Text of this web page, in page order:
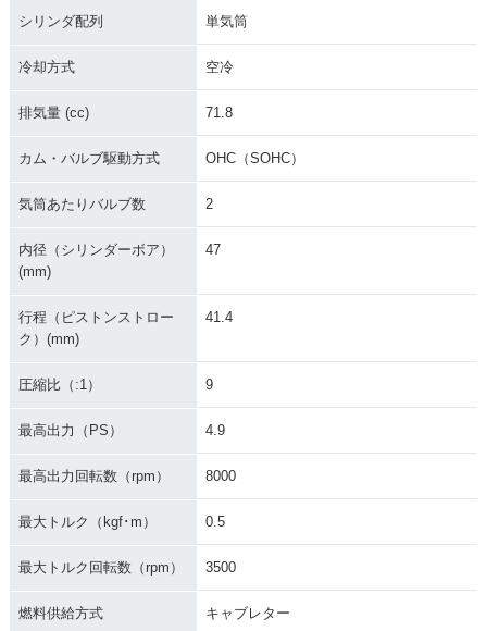
シリンダ配列 単気筒
冷却方式 空冷
排気量 (cc) 71.8
カム・バルブ駆動方式 OHC（SOHC）
気筒あたりバルブ数 2
内径（シリンダーボア）
(mm)
47
行程（ピストンストロー
ク）(mm)
41.4
圧縮比（:1） 9
最高出力（PS） 4.9
最高出力回転数（rpm） 8000
最大トルク（kgf･m） 0.5
最大トルク回転数（rpm） 3500
燃料供給方式 キャブレター